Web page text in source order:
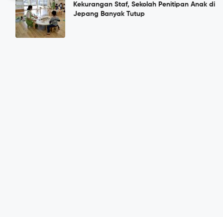
Kekurangan Staf, Sekolah Penitipan Anak di
Jepang Banyak Tutup